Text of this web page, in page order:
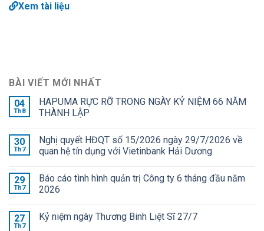
Xem tài liệu
BÀI VIẾT MỚI NHẤT
04
Th8
HAPUMA RỰC RỠ TRONG NGÀY KỶ NIỆM 66 NĂM
THÀNH LẬP
30
Th7
Nghị quyết HĐQT số 15/2026 ngày 29/7/2026 về
quan hệ tín dụng với Vietinbank Hải Dương
29
Th7
Báo cáo tình hình quản trị Công ty 6 tháng đầu năm
2026
27
Th7
Kỷ niệm ngày Thương Binh Liệt Sĩ 27/7